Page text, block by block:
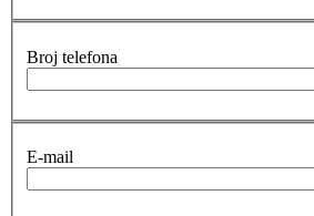
Broj telefona
E-mail